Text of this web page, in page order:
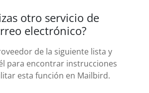
otro servicio de
electrónico?
de la siguiente lista y
para encontrar instrucciones
esta función en Mailbird.